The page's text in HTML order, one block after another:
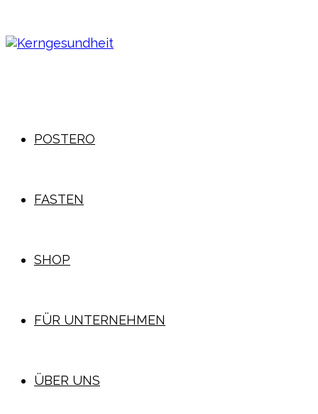
POSTERO
FASTEN
SHOP
FÜR UNTERNEHMEN
ÜBER UNS